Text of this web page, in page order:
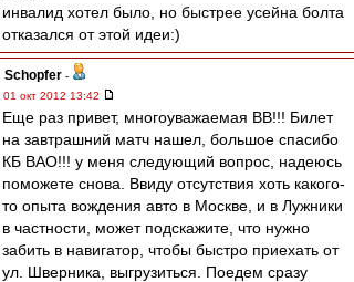
инвалид хотел было, но быстрее усейна болта
отказался от этой идеи:)
Schopfer -
01 окт 2012 13:42
Еще раз привет, многоуважаемая ВВ!!! Билет
на завтрашний матч нашел, большое спасибо
КБ ВАО!!! у меня следующий вопрос, надеюсь
поможете снова. Ввиду отсутствия хоть какого-
то опыта вождения авто в Москве, и в Лужники
в частности, может подскажите, что нужно
забить в навигатор, чтобы быстро приехать от
ул. Шверника, выгрузиться. Поедем сразу